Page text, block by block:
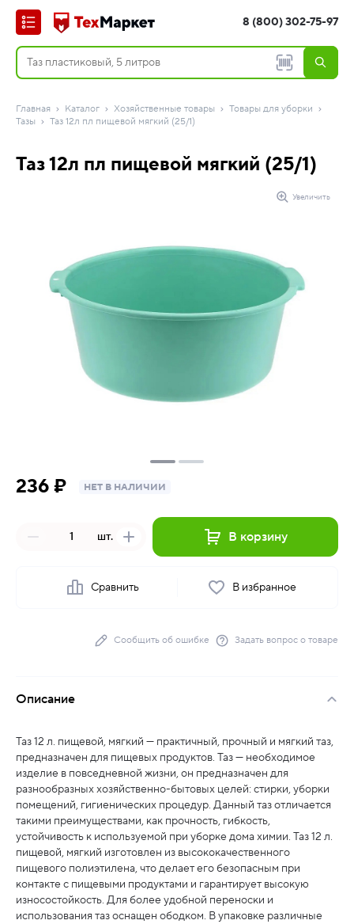
8 (800) 302-75-97
Главная Каталог Хозяйственные товары
Товары для уборки
Тазы
Таз 12л пл пищевой мягкий (25/1)
Таз 12л пл пищевой мягкий (25/1)
Увеличить
236 ₽ НЕТ В НАЛИЧИИ
шт. В корзину
Сравнить В избранное
Сообщить об ошибке Задать вопрос о товаре
Описание
Таз 12 л. пищевой, мягкий — практичный, прочный и мягкий таз,
предназначен для пищевых продуктов. Таз — необходимое
изделие в повседневной жизни, он предназначен для
разнообразных хозяйственно-бытовых целей: стирки, уборки
помещений, гигиенических процедур. Данный таз отличается
такими преимуществами, как прочность, гибкость,
устойчивость к используемой при уборке дома химии. Таз 12 л.
пищевой, мягкий изготовлен из высококачественного
пищевого полиэтилена, что делает его безопасным при
контакте с пищевыми продуктами и гарантирует высокую
износостойкость. Для более удобной переноски и
использования таз оснащен ободком. В упаковке различные